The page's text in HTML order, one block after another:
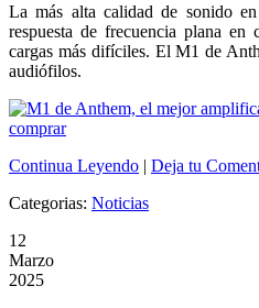
La más alta calidad de sonido
respuesta de frecuencia plana
cargas más difíciles. El M1 de
audiófilos.
Continua Leyendo | Deja tu
Categorias: Noticias
12
Marzo
2025